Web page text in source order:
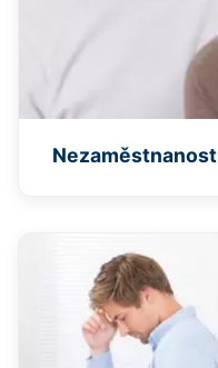
Nezaměstnanost